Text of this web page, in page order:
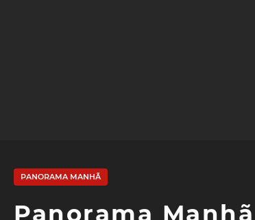
PANORAMA MANHÃ
Panorama